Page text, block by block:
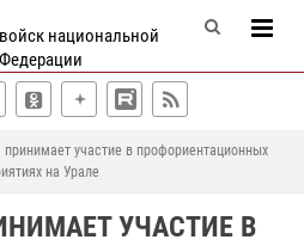
национальной
принимает участие в профориентационных
на Урале
УЧАСТИЕ В